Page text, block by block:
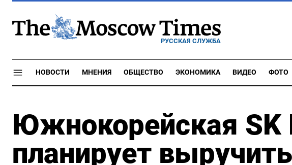
РУССКАЯ СЛУЖБА
НОВОСТИ МНЕНИЯ ОБЩЕСТВО ЭКОНОМИКА ВИДЕО ФОТО
Южнокорейская SK
планирует